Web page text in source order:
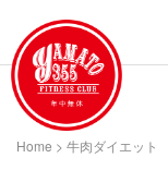
Home > 牛肉ダイエット